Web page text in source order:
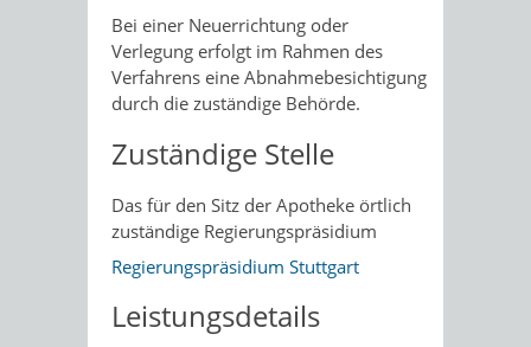
Bei einer Neuerrichtung oder
Verlegung erfolgt im Rahmen des
Verfahrens eine Abnahmebesichtigung
durch die zuständige Behörde.
Zuständige Stelle
Das für den Sitz der Apotheke örtlich
zuständige Regierungspräsidium
Regierungspräsidium Stuttgart
Leistungsdetails